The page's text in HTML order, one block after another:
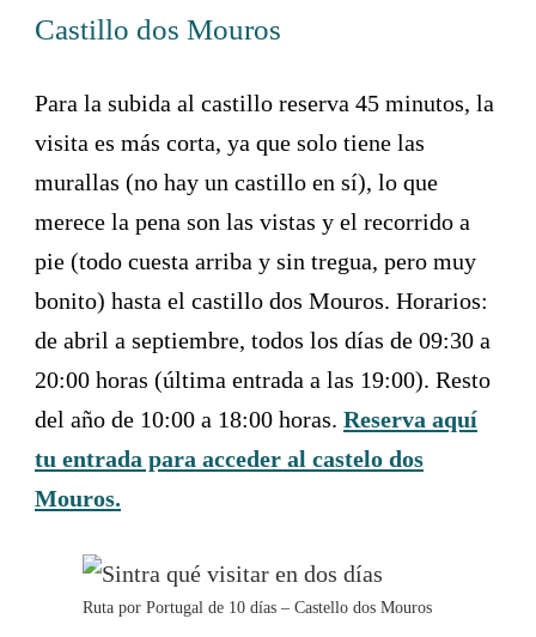
Castillo dos Mouros
Para la subida al castillo reserva 45 minutos, la
visita es más corta, ya que solo tiene las
murallas (no hay un castillo en sí), lo que
merece la pena son las vistas y el recorrido a
pie (todo cuesta arriba y sin tregua, pero muy
bonito) hasta el castillo dos Mouros. Horarios:
de abril a septiembre, todos los días de 09:30 a
20:00 horas (última entrada a las 19:00). Resto
del año de 10:00 a 18:00 horas. Reserva aquí
tu entrada para acceder al castelo dos
Mouros.
Ruta por Portugal de 10 días – Castello dos Mouros